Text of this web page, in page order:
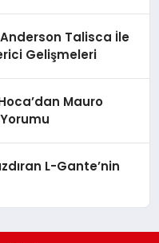
Talisca İle
Gelişmeleri
Mauro
L-Gante’nin